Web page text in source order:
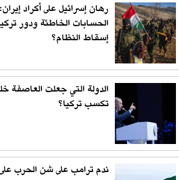
رهان إسرائيل على أكراد
الحسابات الخاطئة ودور
إسقاط النظام؟
الدولة التي جعلت العاصفة
تكسب تركيا؟
ندم ترامب على شن الحرب